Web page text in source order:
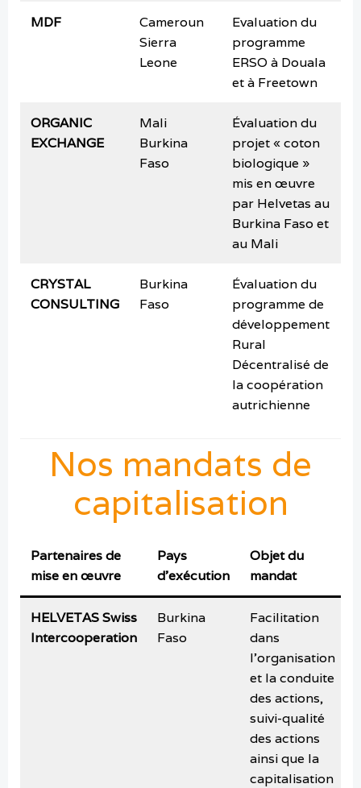
MDF
Cameroun
Sierra
Leone
Evaluation du
programme
ERSO à Douala
et à Freetown
ORGANIC
EXCHANGE
Mali
Burkina
Faso
Évaluation du
projet « coton
biologique »
mis en œuvre
par Helvetas au
Burkina Faso et
au Mali
CRYSTAL
CONSULTING
Burkina
Faso
Évaluation du
programme de
développement
Rural
Décentralisé de
la coopération
autrichienne
Nos mandats de
capitalisation
Partenaires de
mise en œuvre
Pays
d’exécution
Objet du
mandat
HELVETASSwiss
Intercooperation
Burkina
Faso
Facilitation
dans
l’organisation
et la conduite
des actions,
suivi-qualité
des actions
ainsi que la
capitalisation